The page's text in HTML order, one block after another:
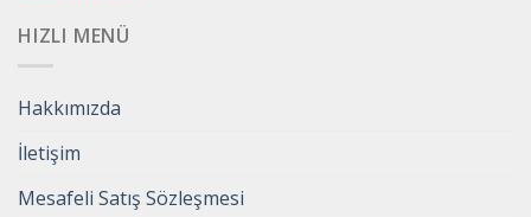
HIZLI MENÜ
Hakkımızda
İletişim
Mesafeli Satış Sözleşmesi